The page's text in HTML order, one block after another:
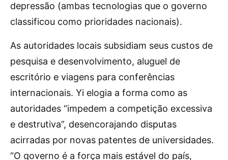
depressão (ambas tecnologias que o governo
classificou como prioridades nacionais).
As autoridades locais subsidiam seus custos de
pesquisa e desenvolvimento, aluguel de
escritório e viagens para conferências
internacionais. Yi elogia a forma como as
autoridades “impedem a competição excessiva
e destrutiva”, desencorajando disputas
acirradas por novas patentes de universidades.
“O governo é a força mais estável do país,